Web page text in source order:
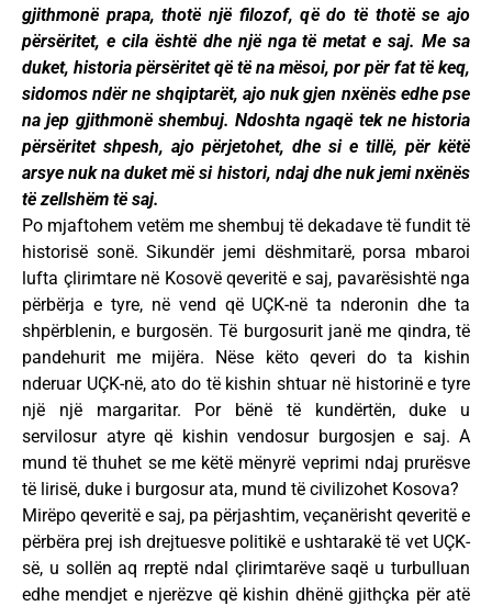
gjithmonë prapa, thotë një filozof, që do të thotë se ajo
përsëritet, e cila është dhe një nga të metat e saj. Me sa
duket, historia përsëritet që të na mësoi, por për fat të keq,
sidomos ndër ne shqiptarët, ajo nuk gjen nxënës edhe pse
na jep gjithmonë shembuj. Ndoshta ngaqë tek ne historia
përsëritet shpesh, ajo përjetohet, dhe si e tillë, për këtë
arsye nuk na duket më si histori, ndaj dhe nuk jemi nxënës
të zellshëm të saj.
Po mjaftohem vetëm me shembuj të dekadave të fundit të
historisë sonë. Sikundër jemi dëshmitarë, porsa mbaroi
lufta çlirimtare në Kosovë qeveritë e saj, pavarësishtë nga
përbërja e tyre, në vend që UÇK-në ta nderonin dhe ta
shpërblenin, e burgosën. Të burgosurit janë me qindra, të
pandehurit me mijëra. Nëse këto qeveri do ta kishin
nderuar UÇK-në, ato do të kishin shtuar në historinë e tyre
një një margaritar. Por bënë të kundërtën, duke u
servilosur atyre që kishin vendosur burgosjen e saj. A
mund të thuhet se me këtë mënyrë veprimi ndaj prurësve
të lirisë, duke i burgosur ata, mund të civilizohet Kosova?
Mirëpo qeveritë e saj, pa përjashtim, veçanërisht qeveritë e
përbëra prej ish drejtuesve politikë e ushtarakë të vet UÇK-
së, u sollën aq rreptë ndal çlirimtarëve saqë u turbulluan
edhe mendjet e njerëzve që kishin dhënë gjithçka për atë